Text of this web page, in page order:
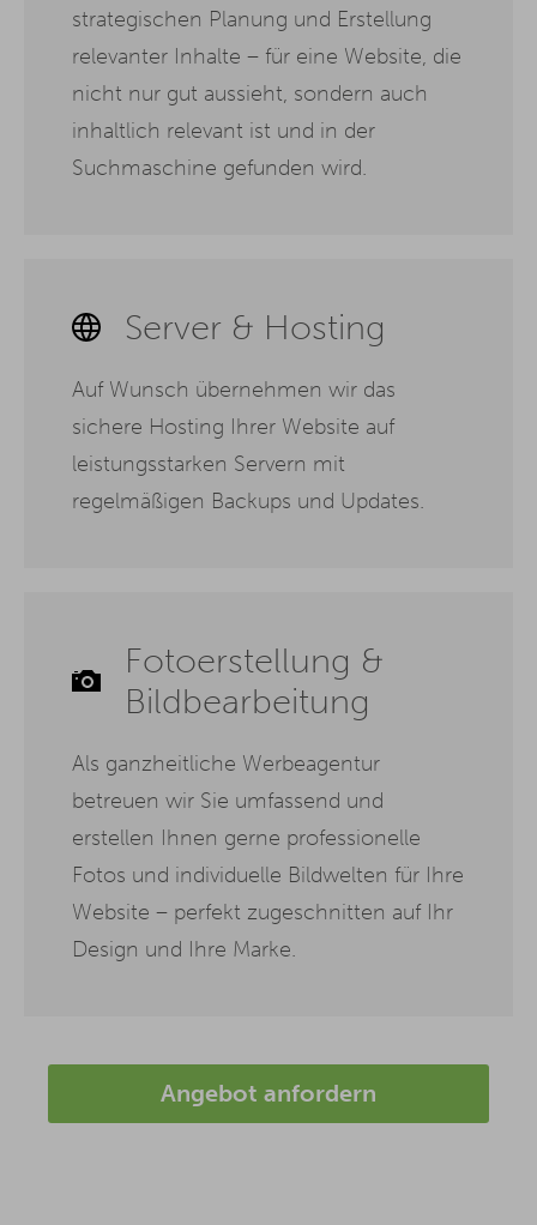
strategischen Planung und Erstellung
relevanter Inhalte – für eine Website, die
nicht nur gut aussieht, sondern auch
inhaltlich relevant ist und in der
Suchmaschine gefunden wird.
Server & Hosting
Auf Wunsch übernehmen wir das
sichere Hosting Ihrer Website auf
leistungsstarken Servern mit
regelmäßigen Backups und Updates.
Fotoerstellung &
Bildbearbeitung
Als ganzheitliche Werbeagentur
betreuen wir Sie umfassend und
erstellen Ihnen gerne professionelle
Fotos und individuelle Bildwelten für Ihre
Website – perfekt zugeschnitten auf Ihr
Design und Ihre Marke.
Angebot anfordern